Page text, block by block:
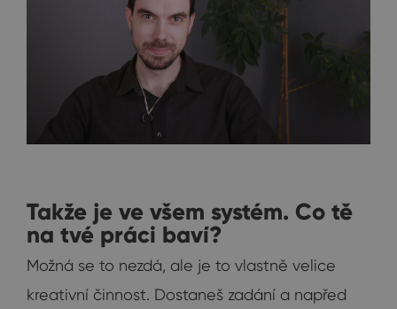
Takže je ve všem systém. Co tě
na tvé práci baví?
Možná se to nezdá, ale je to vlastně velice
kreativní činnost. Dostaneš zadání a napřed